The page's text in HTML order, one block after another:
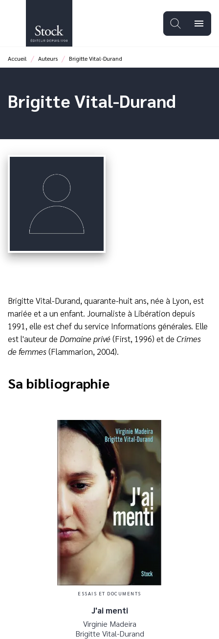
PIED DE PAGE
menu
Accueil / Auteurs / Brigitte Vital-Durand
Brigitte Vital-Durand
Brigitte Vital-Durand, quarante-huit ans, née à Lyon, est
mariée et a un enfant. Journaliste à Libération depuis
1991, elle est chef du service Informations générales. Elle
est l'auteur de Domaine privé(First, 1996) et de Crimes
de femmes(Flammarion, 2004).
Sa bibliographie
ESSAIS ET DOCUMENTS
J'ai menti
Virginie Madeira
Brigitte Vital-Durand